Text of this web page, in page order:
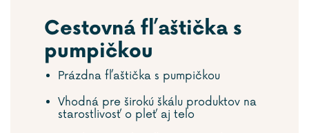
Cestovná fľaštička s
pumpičkou
Prázdna fľaštička s pumpičkou
Vhodná pre širokú škálu produktov na
starostlivosť o pleť aj telo